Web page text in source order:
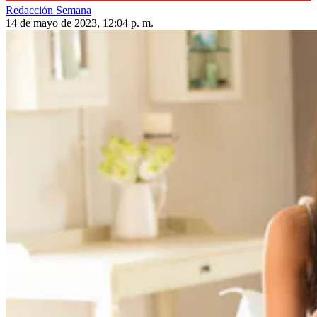
Redacción Semana
14 de mayo de 2023, 12:04 p. m.